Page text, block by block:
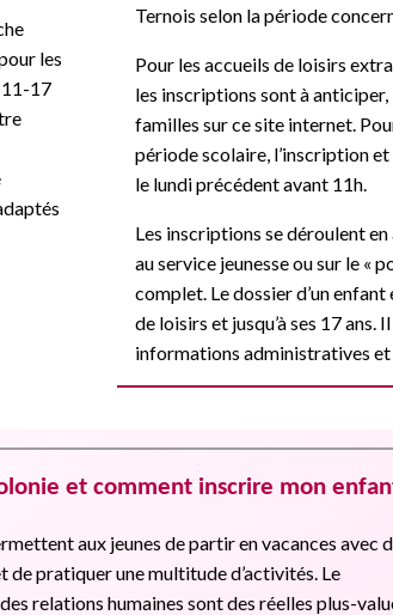
les
11-17
Ternois selon la période
Pour les accueils de loisirs
les inscriptions sont à
familles sur ce site internet.
période scolaire, l’inscription
le lundi précédent avant 11h.
Les inscriptions se déroulent
au service jeunesse ou sur le «
complet. Le dossier d’un
de loisirs et jusqu’à ses 17
informations administratives et
et comment inscrire mon
aux jeunes de partir en vacances avec
de pratiquer une multitude d’activités. Le
relations humaines sont des réelles plus-